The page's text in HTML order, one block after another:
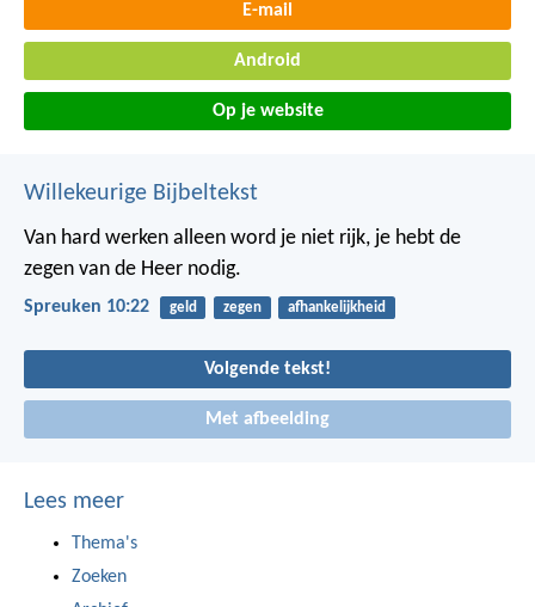
E-mail
Android
Op je website
Willekeurige Bijbeltekst
Van hard werken alleen word je niet rijk, je hebt de
zegen van de Heer nodig.
Spreuken 10:22 geld zegen afhankelijkheid
Volgende tekst!
Met afbeelding
Lees meer
Thema's
Zoeken